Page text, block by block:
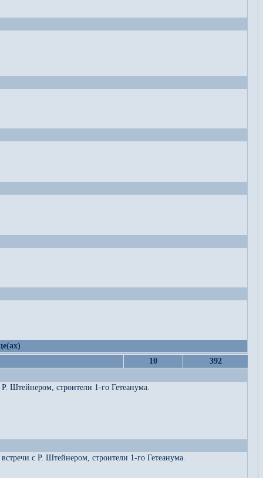
10
392
Штейнером, строители 1-го Гетеанума.
с Р. Штейнером, строители 1-го Гетеанума.